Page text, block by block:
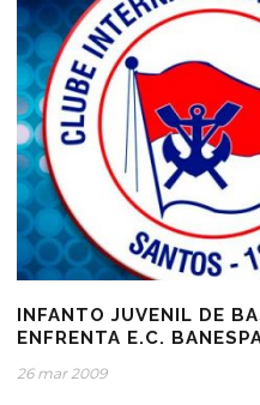
INFANTO JUVENIL DE
ENFRENTA E.C.
26 mar 2009